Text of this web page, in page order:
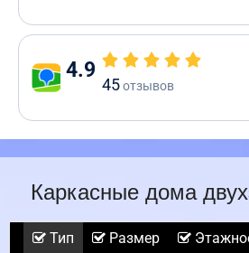
4.9
45отзывов
Каркасные дома
Тип Размер